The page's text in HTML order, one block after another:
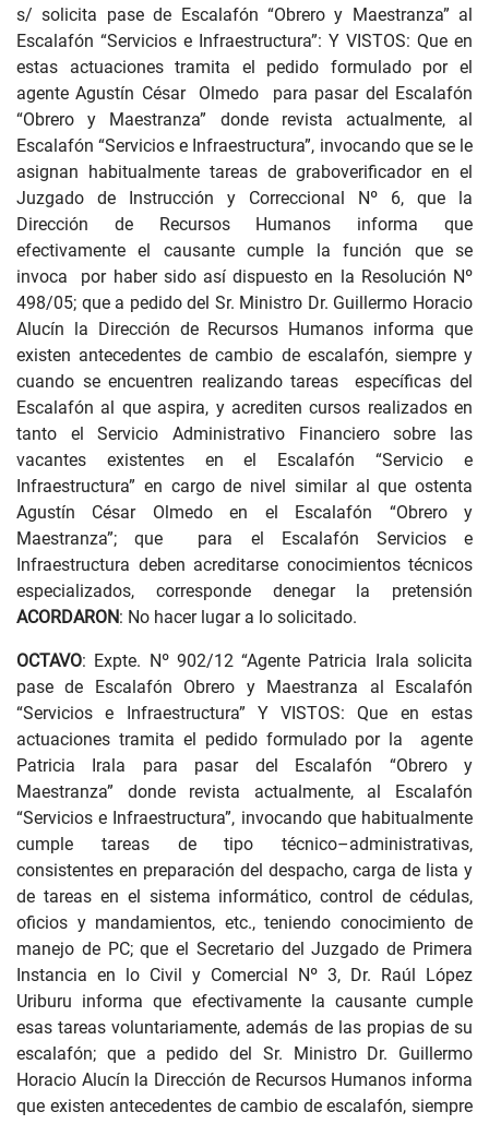
s/ solicita pase de Escalafón “Obrero y Maestranza” al
Escalafón “Servicios e Infraestructura”: Y VISTOS: Que en
estas actuaciones tramita el pedido formulado por el
agente Agustín César Olmedo para pasar del Escalafón
“Obrero y Maestranza” donde revista actualmente, al
Escalafón “Servicios e Infraestructura”, invocando que se le
asignan habitualmente tareas de graboverificador en el
Juzgado de Instrucción y Correccional Nº 6, que la
Dirección de Recursos Humanos informa que
efectivamente el causante cumple la función que se
invoca por haber sido así dispuesto en la Resolución Nº
498/05; que a pedido del Sr. Ministro Dr. Guillermo Horacio
Alucín la Dirección de Recursos Humanos informa que
existen antecedentes de cambio de escalafón, siempre y
cuando se encuentren realizando tareas específicas del
Escalafón al que aspira, y acrediten cursos realizados en
tanto el Servicio Administrativo Financiero sobre las
vacantes existentes en el Escalafón “Servicio e
Infraestructura” en cargo de nivel similar al que ostenta
Agustín César Olmedo en el Escalafón “Obrero y
Maestranza”; que para el Escalafón Servicios e
Infraestructura deben acreditarse conocimientos técnicos
especializados, corresponde denegar la pretensión
ACORDARON: No hacer lugar a lo solicitado.
OCTAVO: Expte. Nº 902/12 “Agente Patricia Irala solicita
pase de Escalafón Obrero y Maestranza al Escalafón
“Servicios e Infraestructura” Y VISTOS: Que en estas
actuaciones tramita el pedido formulado por la agente
Patricia Irala para pasar del Escalafón “Obrero y
Maestranza” donde revista actualmente, al Escalafón
“Servicios e Infraestructura”, invocando que habitualmente
cumple tareas de tipo técnico–administrativas,
consistentes en preparación del despacho, carga de lista y
de tareas en el sistema informático, control de cédulas,
oficios y mandamientos, etc., teniendo conocimiento de
manejo de PC; que el Secretario del Juzgado de Primera
Instancia en lo Civil y Comercial Nº 3, Dr. Raúl López
Uriburu informa que efectivamente la causante cumple
esas tareas voluntariamente, además de las propias de su
escalafón; que a pedido del Sr. Ministro Dr. Guillermo
Horacio Alucín la Dirección de Recursos Humanos informa
que existen antecedentes de cambio de escalafón, siempre